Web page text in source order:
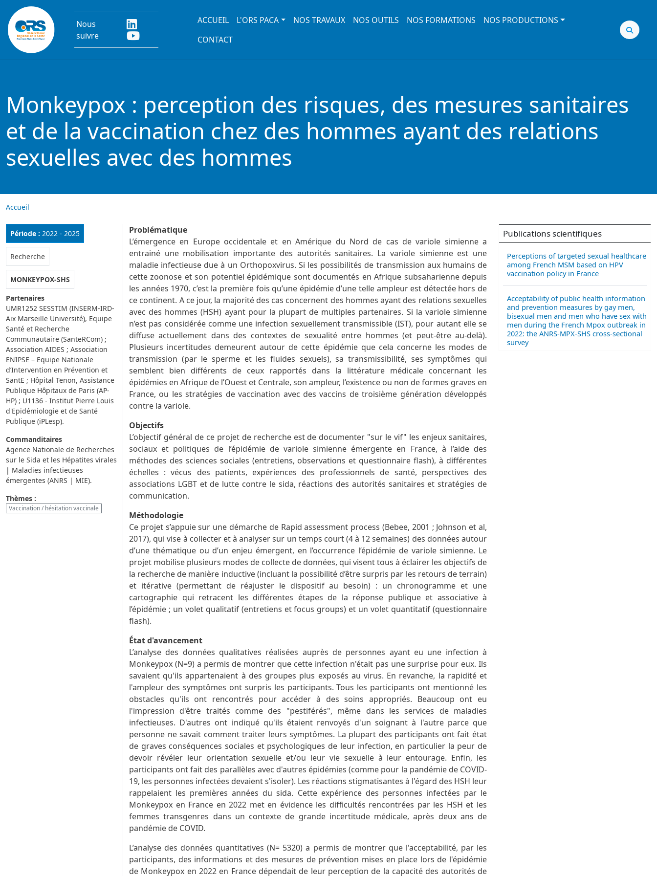
Aller au contenu principal
Nous
suivre
Main navigation
ACCUEIL L'ORS PACA NOS TRAVAUX NOS OUTILS NOS FORMATIONS
NOS PRODUCTIONS
CONTACT
Monkeypox : perception des risques, des mesures sanitaires
et de la vaccination chez des hommes ayant des relations
sexuelles avec des hommes
Accueil
Période : 2022 - 2025
Rubrique :
Recherche
MONKEYPOX-SHS
Partenaires
UMR1252 SESSTIM (INSERM-IRD-
Aix Marseille Université), Equipe
Santé et Recherche
Communautaire (SanteRCom) ;
Association AIDES ; Association
ENIPSE – Equipe Nationale
d’Intervention en Prévention et
SantE ; Hôpital Tenon, Assistance
Publique Hôpitaux de Paris (AP-
HP) ; U1136 - Institut Pierre Louis
d'Epidémiologie et de Santé
Publique (iPLesp).
Commanditaires
Agence Nationale de Recherches
sur le Sida et les Hépatites virales
| Maladies infectieuses
émergentes (ANRS | MIE).
Thèmes :
Vaccination / hésitation vaccinale
Problématique
L’émergence en Europe occidentale et en Amérique du Nord de cas de variole simienne a
entrainé une mobilisation importante des autorités sanitaires. La variole simienne est une
maladie infectieuse due à un Orthopoxvirus. Si les possibilités de transmission aux humains de
cette zoonose et son potentiel épidémique sont documentés en Afrique subsaharienne depuis
les années 1970, c’est la première fois qu’une épidémie d’une telle ampleur est détectée hors de
ce continent. A ce jour, la majorité des cas concernent des hommes ayant des relations sexuelles
avec des hommes (HSH) ayant pour la plupart de multiples partenaires. Si la variole simienne
n’est pas considérée comme une infection sexuellement transmissible (IST), pour autant elle se
diffuse actuellement dans des contextes de sexualité entre hommes (et peut-être au-delà).
Plusieurs incertitudes demeurent autour de cette épidémie que cela concerne les modes de
transmission (par le sperme et les fluides sexuels), sa transmissibilité, ses symptômes qui
semblent bien différents de ceux rapportés dans la littérature médicale concernant les
épidémies en Afrique de l’Ouest et Centrale, son ampleur, l’existence ou non de formes graves en
France, ou les stratégies de vaccination avec des vaccins de troisième génération développés
contre la variole.
Objectifs
L’objectif général de ce projet de recherche est de documenter "sur le vif" les enjeux sanitaires,
sociaux et politiques de l’épidémie de variole simienne émergente en France, à l’aide des
méthodes des sciences sociales (entretiens, observations et questionnaire flash), à différentes
échelles : vécus des patients, expériences des professionnels de santé, perspectives des
associations LGBT et de lutte contre le sida, réactions des autorités sanitaires et stratégies de
communication.
Méthodologie
Ce projet s’appuie sur une démarche de Rapid assessment process (Bebee, 2001 ; Johnson et al,
2017), qui vise à collecter et à analyser sur un temps court (4 à 12 semaines) des données autour
d’une thématique ou d’un enjeu émergent, en l’occurrence l’épidémie de variole simienne. Le
projet mobilise plusieurs modes de collecte de données, qui visent tous à éclairer les objectifs de
la recherche de manière inductive (incluant la possibilité d’être surpris par les retours de terrain)
et itérative (permettant de réajuster le dispositif au besoin) : un chronogramme et une
cartographie qui retracent les différentes étapes de la réponse publique et associative à
l’épidémie ; un volet qualitatif (entretiens et focus groups) et un volet quantitatif (questionnaire
flash).
État d'avancement
L’analyse des données qualitatives réalisées auprès de personnes ayant eu une infection à
Monkeypox (N=9) a permis de montrer que cette infection n'était pas une surprise pour eux. Ils
savaient qu'ils appartenaient à des groupes plus exposés au virus. En revanche, la rapidité et
l'ampleur des symptômes ont surpris les participants. Tous les participants ont mentionné les
obstacles qu'ils ont rencontrés pour accéder à des soins appropriés. Beaucoup ont eu
l'impression d'être traités comme des "pestiférés", même dans les services de maladies
infectieuses. D'autres ont indiqué qu'ils étaient renvoyés d'un soignant à l'autre parce que
personne ne savait comment traiter leurs symptômes. La plupart des participants ont fait état
de graves conséquences sociales et psychologiques de leur infection, en particulier la peur de
devoir révéler leur orientation sexuelle et/ou leur vie sexuelle à leur entourage. Enfin, les
participants ont fait des parallèles avec d'autres épidémies (comme pour la pandémie de COVID-
19, les personnes infectées devaient s'isoler). Les réactions stigmatisantes à l'égard des HSH leur
rappelaient les premières années du sida. Cette expérience des personnes infectées par le
Monkeypox en France en 2022 met en évidence les difficultés rencontrées par les HSH et les
femmes transgenres dans un contexte de grande incertitude médicale, après deux ans de
pandémie de COVID.
L’analyse des données quantitatives (N= 5320) a permis de montrer que l'acceptabilité, par les
participants, des informations et des mesures de prévention mises en place lors de l'épidémie
de Monkeypox en 2022 en France dépendait de leur perception de la capacité des autorités de
Publications scientifiques
Perceptions of targeted sexual healthcare
among French MSM based on HPV
vaccination policy in France
Acceptability of public health information
and prevention measures by gay men,
bisexual men and men who have sex with
men during the French Mpox outbreak in
2022: the ANRS-MPX-SHS cross-sectional
survey